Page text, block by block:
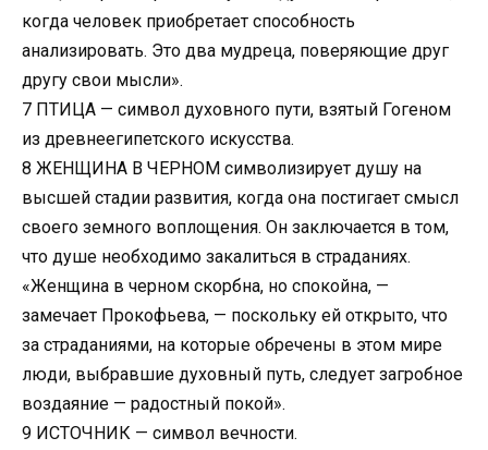
когда человек приобретает способность
анализировать. Это два мудреца, поверяющие друг
другу свои мысли».
7 ПТИЦА — символ духовного пути, взятый Гогеном
из древнеегипетского искусства.
8 ЖЕНЩИНА В ЧЕРНОМ символизирует душу на
высшей стадии развития, когда она постигает смысл
своего земного воплощения. Он заключается в том,
что душе необходимо закалиться в страданиях.
«Женщина в черном скорбна, но спокойна, —
замечает Прокофьева, — поскольку ей открыто, что
за страданиями, на которые обречены в этом мире
люди, выбравшие духовный путь, следует загробное
воздаяние — радостный покой».
9 ИСТОЧНИК — символ вечности.